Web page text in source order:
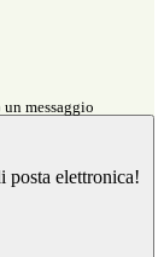
messaggio
posta elettronica!